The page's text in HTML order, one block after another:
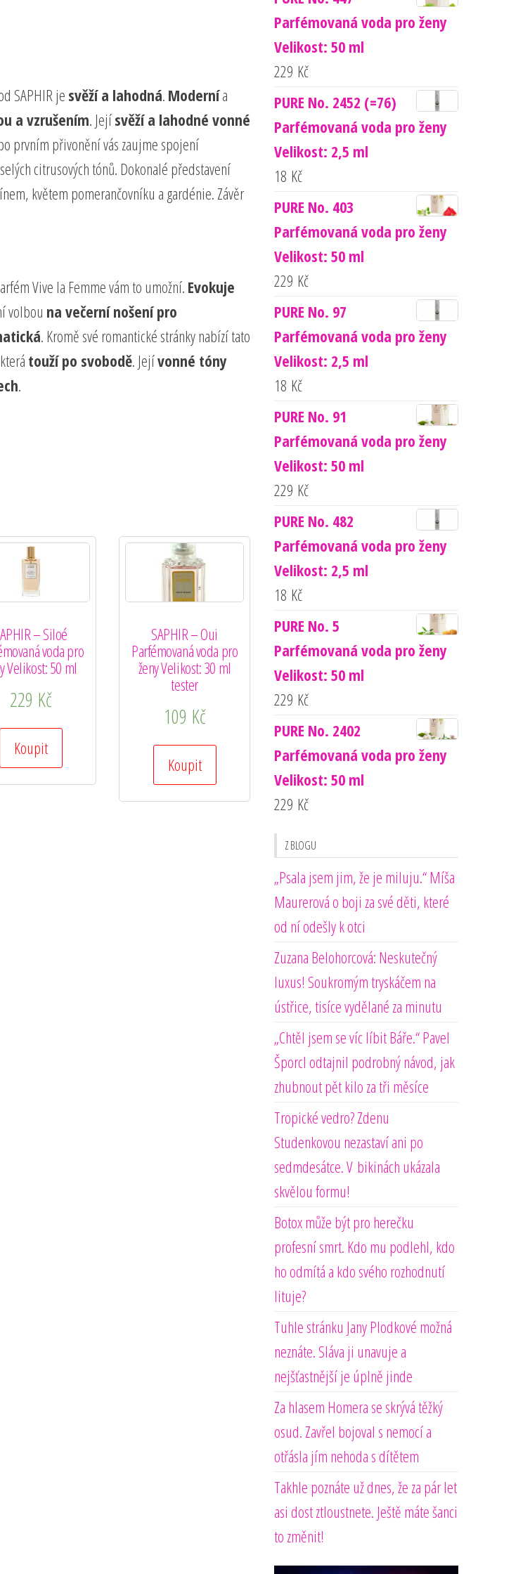
SAPHIR jesvěží a lahodná. Modernía
a vzrušením. Jejísvěží a lahodné vonné
prvním přivonění vás zaujme spojení
citrusových tónů. Dokonalé představení
květem pomerančovníku a gardénie. Závěr
Vive la Femme vám to umožní. Evokuje
volbou na večerní nošení pro
. Kromě své romantické stránky nabízí tato
touží po svobodě. Jejívonné tóny
.
– Siloé
voda pro
Velikost: 50 ml
229 Kč
Koupit
SAPHIR – Oui
Parfémovaná voda pro
ženy Velikost: 30 ml
tester
109 Kč
Koupit
Parfémovaná voda pro ženy
Velikost: 50 ml
229 Kč
PURE No. 2452 (=76)
Parfémovaná voda pro ženy
Velikost: 2,5 ml
18 Kč
PURE No. 403
Parfémovaná voda pro ženy
Velikost: 50 ml
229 Kč
PURE No. 97
Parfémovaná voda pro ženy
Velikost: 2,5 ml
18 Kč
PURE No. 91
Parfémovaná voda pro ženy
Velikost: 50 ml
229 Kč
PURE No. 482
Parfémovaná voda pro ženy
Velikost: 2,5 ml
18 Kč
PURE No. 5
Parfémovaná voda pro ženy
Velikost: 50 ml
229 Kč
PURE No. 2402
Parfémovaná voda pro ženy
Velikost: 50 ml
229 Kč
Z BLOGU
„Psala jsem jim, že je miluju.“ Míša
Maurerová o boji za své děti, které
od ní odešly k otci
Zuzana Belohorcová: Neskutečný
luxus! Soukromým tryskáčem na
ústřice, tisíce vydělané za minutu
„Chtěl jsem se víc líbit Báře.“ Pavel
Šporcl odtajnil podrobný návod, jak
zhubnout pět kilo za tři měsíce
Tropické vedro? Zdenu
Studenkovou nezastaví ani po
sedmdesátce. V bikinách ukázala
skvělou formu!
Botox může být pro herečku
profesní smrt. Kdo mu podlehl, kdo
ho odmítá a kdo svého rozhodnutí
lituje?
Tuhle stránku Jany Plodkové možná
neznáte. Sláva ji unavuje a
nejšťastnější je úplně jinde
Za hlasem Homera se skrývá těžký
osud. Zavřel bojoval s nemocí a
otřásla jím nehoda s dítětem
Takhle poznáte už dnes, že za pár let
asi dost ztloustnete. Ještě máte šanci
to změnit!